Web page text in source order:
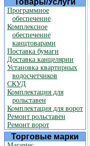
Товары/Услуги
Программное
обеспечение
Комплексное
обеспечение
канцтоварами
Поставка бумаги
Доставка канцелярии
Установка квартирных
водосчетчиков
СКУД
Комплектация для
рольставен
Комплектация для ворот
Ремонт рольставен
Ремонт ворот
Торговые марки